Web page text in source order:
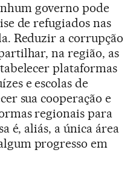
governo pode
de refugiados nas
Reduzir a corrupção
na região, as
plataformas
e escolas de
sua cooperação e
regionais para
é, aliás, a única área
progresso em